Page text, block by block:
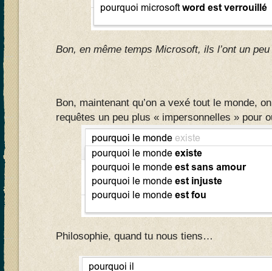
Bon, en même temps Microsoft, ils l’ont un
Bon, maintenant qu’on a vexé tout le monde,
requêtes un peu plus « impersonnelles » pour
Philosophie, quand tu nous tiens…